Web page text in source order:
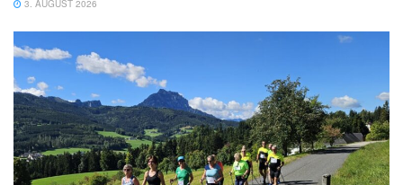
3. AUGUST 2026